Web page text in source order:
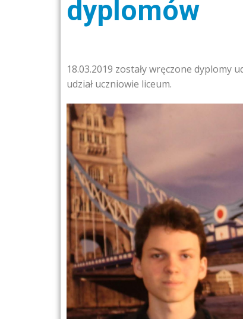
dyplomów
18.03.2019 zostały wręczone
udział uczniowie liceum.